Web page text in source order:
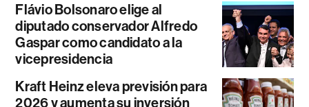
Flávio Bolsonaro elige al
diputado conservador Alfredo
Gaspar como candidato a la
vicepresidencia
Kraft Heinz eleva previsión para
2026 y aumenta su inversión